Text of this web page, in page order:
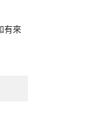
有來